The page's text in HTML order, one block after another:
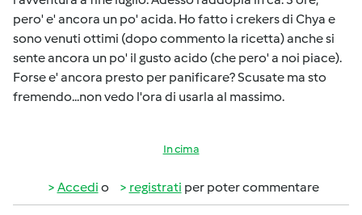
pero' e' ancora un po' acida. Ho fatto i crekers di Chya e
sono venuti ottimi (dopo commento la ricetta) anche si
sente ancora un po' il gusto acido (che pero' a noi piace).
Forse e' ancora presto per panificare? Scusate ma sto
fremendo...non vedo l'ora di usarla al massimo.
In cima
Accedi o registrati per poter commentare